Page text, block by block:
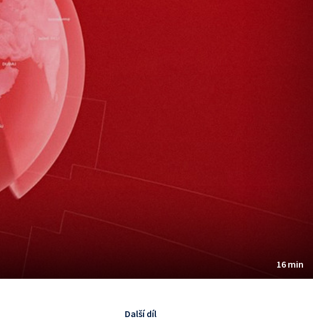
16 min
Další díl